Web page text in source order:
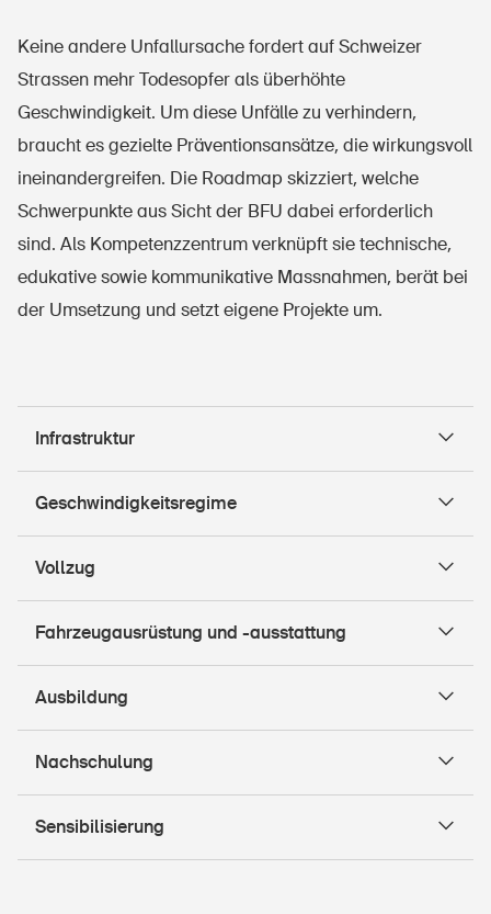
Newsletter abonnieren
Keine andere Unfallursache fordert auf Schweizer
Strassen mehr Todesopfer als überhöhte
Geschwindigkeit. Um diese Unfälle zu verhindern,
braucht es gezielte Präventionsansätze, die wirkungsvoll
ineinandergreifen. Die Roadmap skizziert, welche
Schwerpunkte aus Sicht der BFU dabei erforderlich
sind. Als Kompetenzzentrum verknüpft sie technische,
edukative sowie kommunikative Massnahmen, berät bei
der Umsetzung und setzt eigene Projekte um.
Infrastruktur
Geschwindigkeitsregime
Vollzug
Fahrzeugausrüstung und -ausstattung
Ausbildung
Nachschulung
Sensibilisierung